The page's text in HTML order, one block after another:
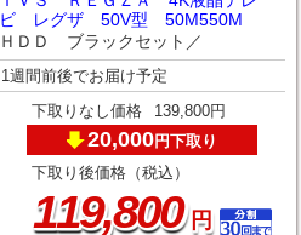
ビ レグザ 50V型 50M550M
ＨＤＤ ブラックセット／
1週間前後でお届け予定
下取りなし価格 139,800円
20,000円下取り
下取り後価格（税込）
119,800円